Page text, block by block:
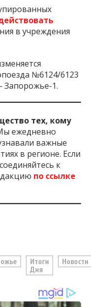
в учреждения
№6124/6123
1.
тех, кому
ежедневно
важные
в регионе. Если
к
по ссылке
Итоги
Дня
Новости